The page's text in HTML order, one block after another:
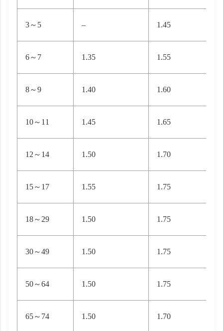
3～5 – 1.45
6～7 1.35 1.55
8～9 1.40 1.60
10～11 1.45 1.65
12～14 1.50 1.70
15～17 1.55 1.75
18～29 1.50 1.75
30～49 1.50 1.75
50～64 1.50 1.75
65～74 1.50 1.70